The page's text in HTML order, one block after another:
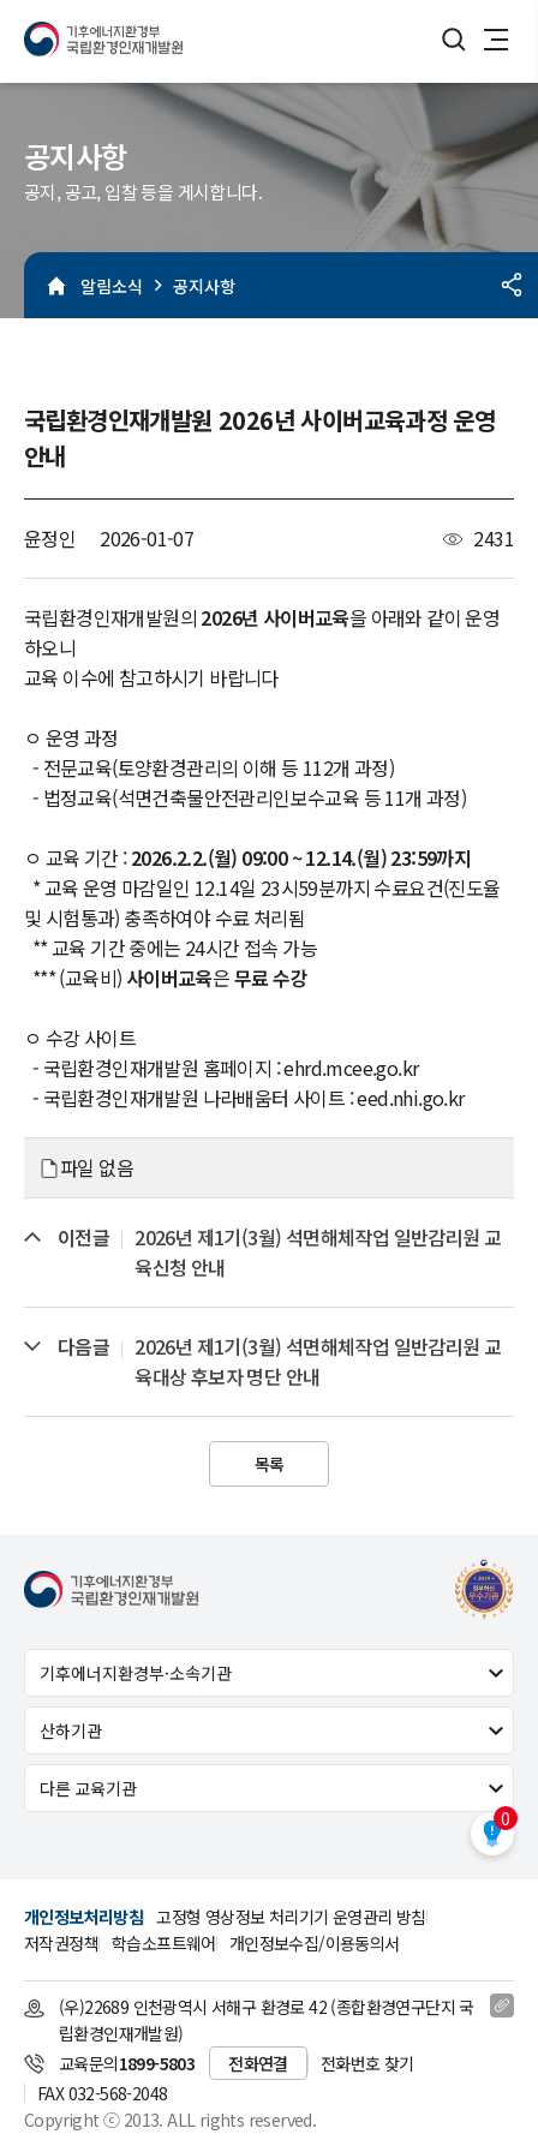
검색버튼 메뉴열기
공지사항
공지, 공고, 입찰 등을 게시합니다.
알림소식 공지사항
국립환경인재개발원 2026년 사이버교육과정 운영
안내
윤정인 2026-01-07 2431
국립환경인재개발원의 2026년 사이버교육을 아래와 같이 운영
하오니
교육 이수에 참고하시기 바랍니다
ㅇ 운영 과정
- 전문교육(토양환경관리의 이해 등 112개 과정)
- 법정교육(석면건축물안전관리인보수교육 등 11개 과정)
ㅇ 교육 기간 :2026.2.2.(월) 09:00 ~ 12.14.(월) 23:59까지
* 교육 운영 마감일인 12.14일 23시59분까지 수료요건(진도율
및 시험통과) 충족하여야 수료 처리됨
** 교육 기간 중에는 24시간 접속 가능
*** (교육비) 사이버교육은무료 수강
ㅇ 수강 사이트
- 국립환경인재개발원 홈페이지 : ehrd.mcee.go.kr
- 국립환경인재개발원 나라배움터 사이트 : eed.nhi.go.kr
파일 없음
이전글
2026년 제1기(3월) 석면해체작업 일반감리원 교
육신청 안내
다음글
2026년 제1기(3월) 석면해체작업 일반감리원 교
육대상 후보자 명단 안내
목록
0
개인정보처리방침 고정형 영상정보 처리기기 운영관리 방침
저작권정책 학습소프트웨어 개인정보수집/이용동의서
(우)22689 인천광역시 서해구 환경로 42 (종합환경연구단지 국
립환경인재개발원)
교육문의1899-5803 전화연결
전화번호 찾기
FAX 032-568-2048
Copyright ⓒ 2013. ALL rights reserved.